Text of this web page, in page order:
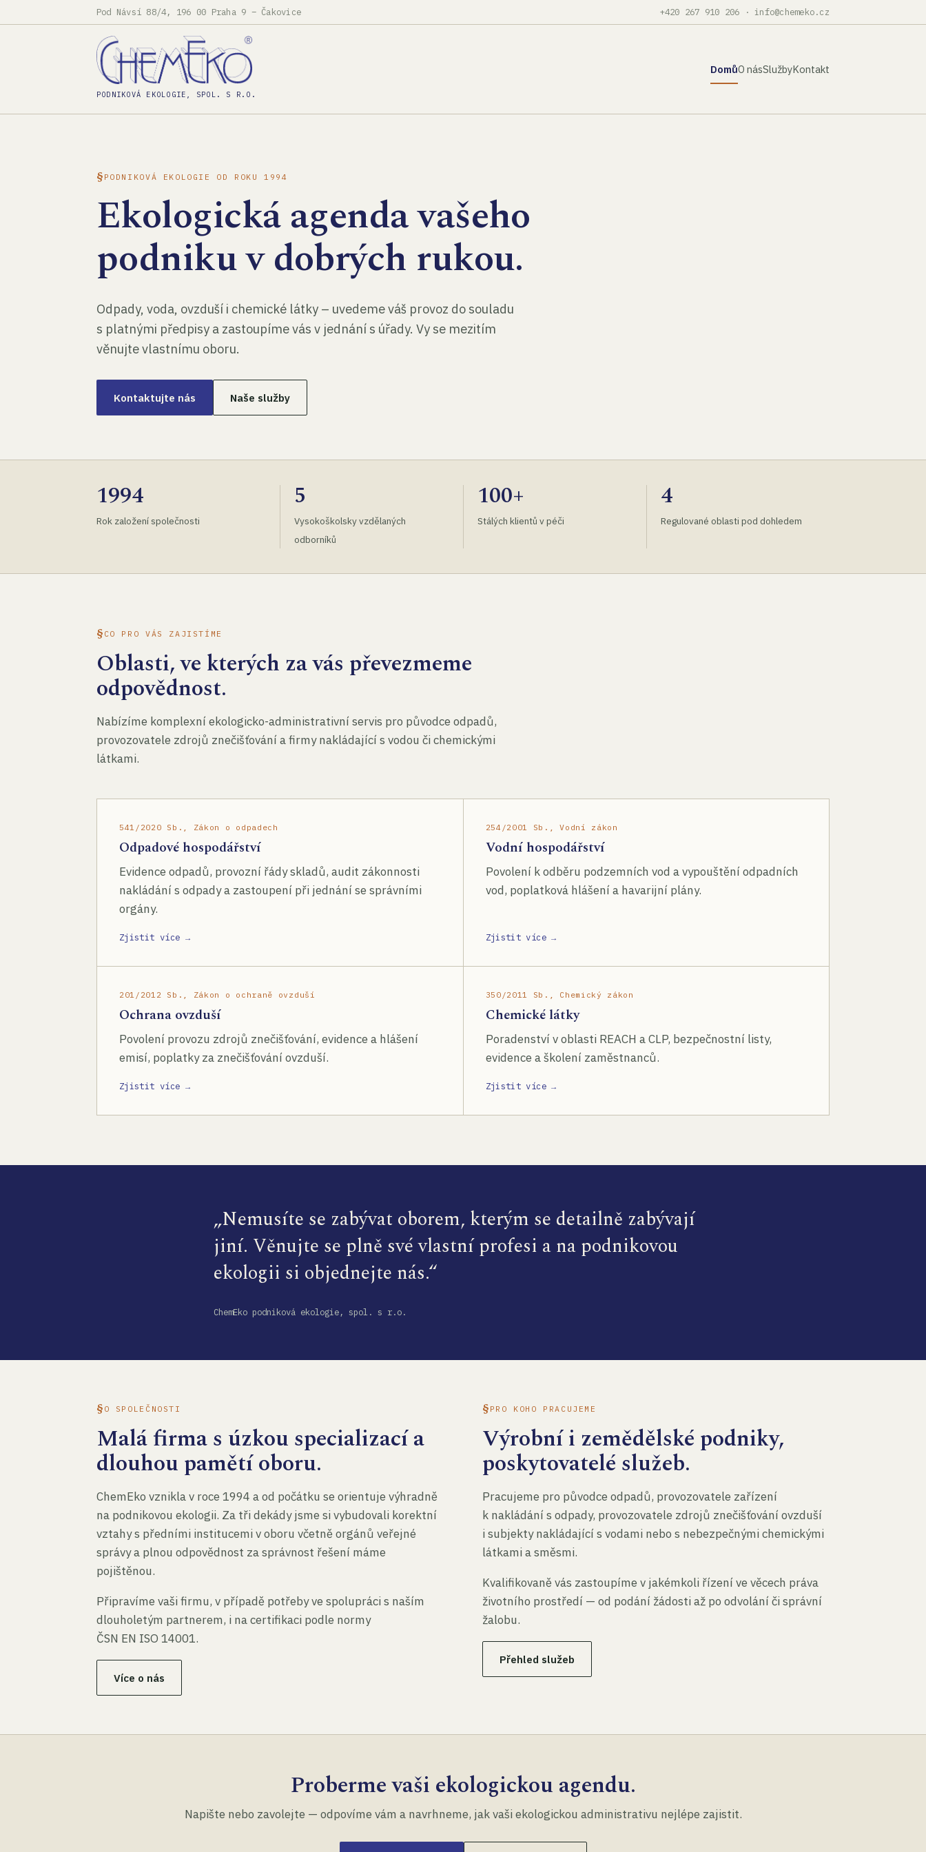
Pod Návsí 88/4, 196 00 Praha 9 – Čakovice +420 267 910 206 · info@chemeko.cz
PODNIKOVÁ EKOLOGIE, SPOL. S R.O.
DomůO násSlužbyKontakt
PODNIKOVÁ EKOLOGIE OD ROKU 1994
Ekologická agenda vašeho
podniku v dobrých rukou.
Odpady, voda, ovzduší i chemické látky – uvedeme váš provoz do souladu
s platnými předpisy a zastoupíme vás v jednání s úřady. Vy se mezitím
věnujte vlastnímu oboru.
Kontaktujte nás Naše služby
1994
Rok založení společnosti
5
Vysokoškolsky vzdělaných
odborníků
100+
Stálých klientů v péči
4
Regulované oblasti pod dohledem
CO PRO VÁS ZAJISTÍME
Oblasti, ve kterých za vás převezmeme
odpovědnost.
Nabízíme komplexní ekologicko-administrativní servis pro původce odpadů,
provozovatele zdrojů znečišťování a firmy nakládající s vodou či chemickými
látkami.
541/2020 Sb., Zákon o odpadech
Odpadové hospodářství
Evidence odpadů, provozní řády skladů, audit zákonnosti
nakládání s odpady a zastoupení při jednání se správními
orgány.
Zjistit více →
254/2001 Sb., Vodní zákon
Vodní hospodářství
Povolení k odběru podzemních vod a vypouštění odpadních
vod, poplatková hlášení a havarijní plány.
Zjistit více →
201/2012 Sb., Zákon o ochraně ovzduší
Ochrana ovzduší
Povolení provozu zdrojů znečišťování, evidence a hlášení
emisí, poplatky za znečišťování ovzduší.
Zjistit více →
350/2011 Sb., Chemický zákon
Chemické látky
Poradenství v oblasti REACH a CLP, bezpečnostní listy,
evidence a školení zaměstnanců.
Zjistit více →
„Nemusíte se zabývat oborem, kterým se detailně zabývají
jiní. Věnujte se plně své vlastní profesi a na podnikovou
ekologii si objednejte nás.“
ChemEko podniková ekologie, spol. s r.o.
O SPOLEČNOSTI
Malá firma s úzkou specializací a
dlouhou pamětí oboru.
ChemEko vznikla v roce 1994 a od počátku se orientuje výhradně
na podnikovou ekologii. Za tři dekády jsme si vybudovali korektní
vztahy s předními institucemi v oboru včetně orgánů veřejné
správy a plnou odpovědnost za správnost řešení máme
pojištěnou.
Připravíme vaši firmu, v případě potřeby ve spolupráci s naším
dlouholetým partnerem, i na certifikaci podle normy
ČSN EN ISO 14001.
Více o nás
PRO KOHO PRACUJEME
Výrobní i zemědělské podniky,
poskytovatelé služeb.
Pracujeme pro původce odpadů, provozovatele zařízení
k nakládání s odpady, provozovatele zdrojů znečišťování ovzduší
i subjekty nakládající s vodami nebo s nebezpečnými chemickými
látkami a směsmi.
Kvalifikovaně vás zastoupíme v jakémkoli řízení ve věcech práva
životního prostředí — od podání žádosti až po odvolání či správní
žalobu.
Přehled služeb
Proberme vaši ekologickou agendu.
Napište nebo zavolejte — odpovíme vám a navrhneme, jak vaši ekologickou administrativu nejlépe zajistit.